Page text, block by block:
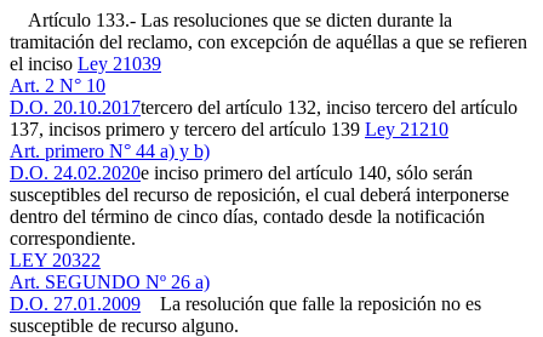
Artículo 133.- Las resoluciones que se dicten durante la
tramitación del reclamo, con excepción de aquéllas a que se refieren
el inciso Ley 21039
Art. 2 N° 10
D.O. 20.10.2017tercero del artículo 132, inciso tercero del artículo
137, incisos primero y tercero del artículo 139 Ley 21210
Art. primero N° 44 a) y b)
D.O. 24.02.2020e inciso primero del artículo 140, sólo serán
susceptibles del recurso de reposición, el cual deberá interponerse
dentro del término de cinco días, contado desde la notificación
correspondiente.
LEY 20322
Art. SEGUNDO Nº 26 a)
D.O. 27.01.2009 La resolución que falle la reposición no es
susceptible de recurso alguno.